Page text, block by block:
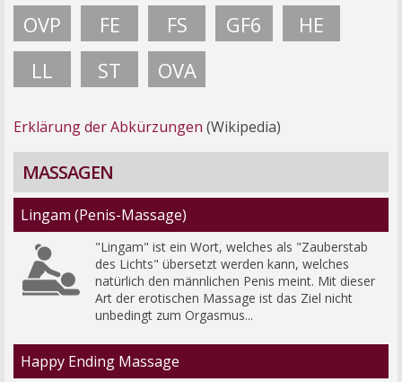
OVP
FE FS GF6
HE
LL
ST OVA
Erklärung der Abkürzungen (Wikipedia)
MASSAGEN
Lingam (Penis-Massage)
"Lingam" ist ein Wort, welches als "Zauberstab
des Lichts" übersetzt werden kann, welches
natürlich den männlichen Penis meint. Mit dieser
Art der erotischen Massage ist das Ziel nicht
unbedingt zum Orgasmus...
Happy Ending Massage